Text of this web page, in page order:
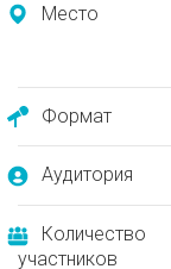
Место
Формат
Аудитория
Количество
участников